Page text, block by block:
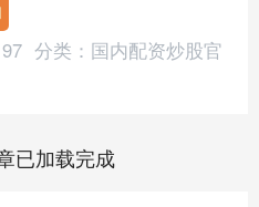
97 分类： 国内配资炒股官
已加载完成